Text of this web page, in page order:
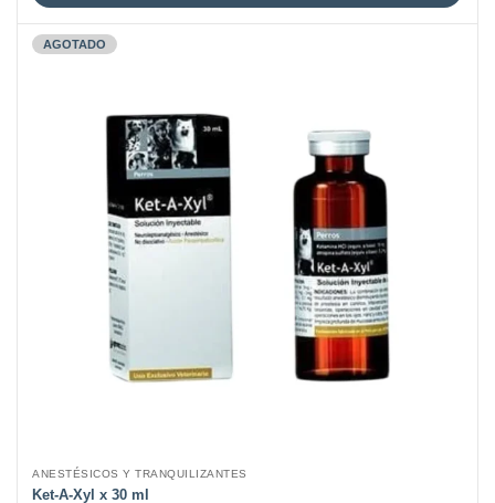
AGOTADO
ANESTÉSICOS Y TRANQUILIZANTES
Ket-A-Xyl x 30 ml